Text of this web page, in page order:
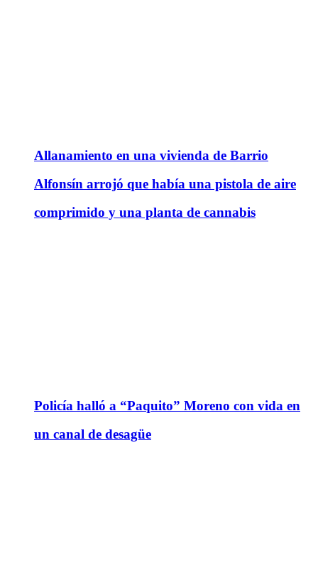
Allanamiento en una vivienda de Barrio
Alfonsín arrojó que había una pistola de aire
comprimido y una planta de cannabis
Policía halló a “Paquito” Moreno con vida en
un canal de desagüe